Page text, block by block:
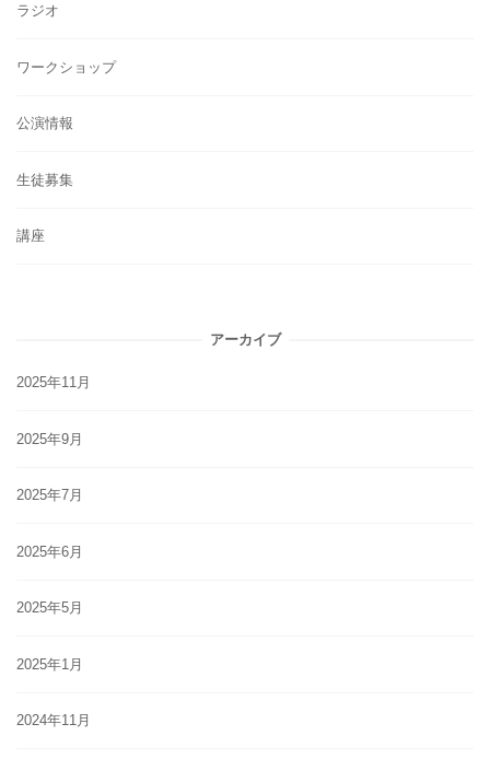
ラジオ
ワークショップ
公演情報
生徒募集
講座
アーカイブ
2025年11月
2025年9月
2025年7月
2025年6月
2025年5月
2025年1月
2024年11月